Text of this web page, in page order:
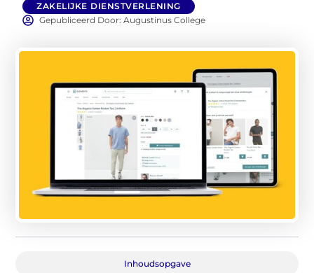
ZAKELIJKE DIENSTVERLENING
Gepubliceerd Door: Augustinus College
Inhoudsopgave